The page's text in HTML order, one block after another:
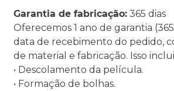
Garantia de fabricação: 365 dias
Oferecemos 1 ano de garantia
data de recebimento do pedido,
de material e fabricação. Isso
• Descolamento da película.
• Formação de bolhas.